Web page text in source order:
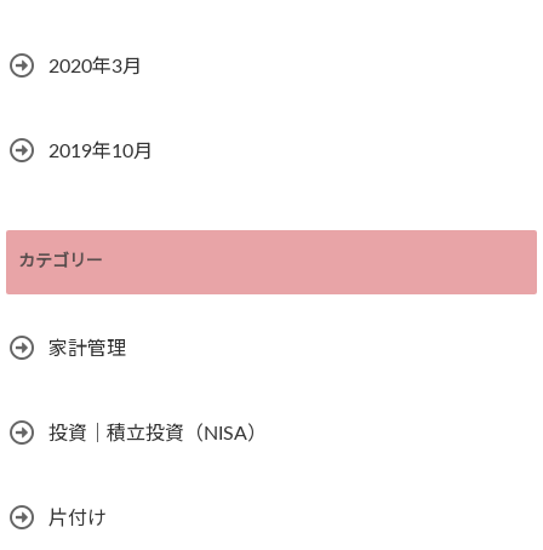
2020年3月
2019年10月
カテゴリー
家計管理
投資｜積立投資（NISA）
片付け